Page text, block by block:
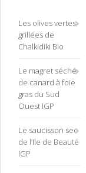
Les olives vertes
grillées de
Chalkidiki Bio
Le magret séché
de canard à foie
gras du Sud
Ouest IGP
Le saucisson sec
de l’Ile de Beauté
IGP